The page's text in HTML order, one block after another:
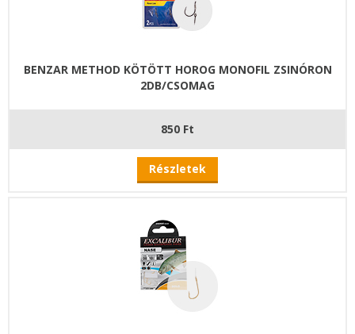
BENZAR METHOD KÖTÖTT HOROG MONOFIL ZSINÓRON
2DB/CSOMAG
850 Ft
Részletek